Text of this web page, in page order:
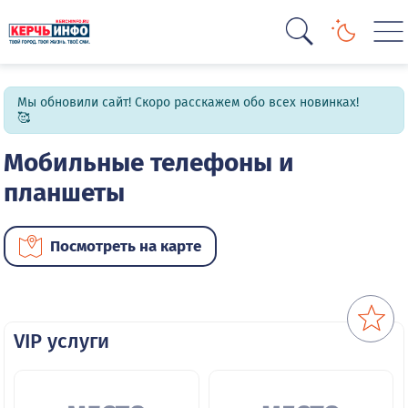
Мы обновили сайт! Скоро расскажем обо всех новинках!
🥰
Мобильные телефоны и
планшеты
Посмотреть на карте
VIP услуги